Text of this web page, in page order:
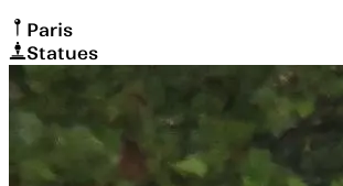
Paris
Statues